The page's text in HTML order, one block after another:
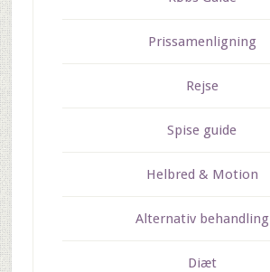
Prissamenligning
Rejse
Spise guide
Helbred & Motion
Alternativ behandling
Diæt